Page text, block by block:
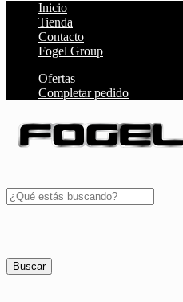
Inicio
Tienda
Contacto
Fogel Group
Ofertas
Completar pedido
Buscar